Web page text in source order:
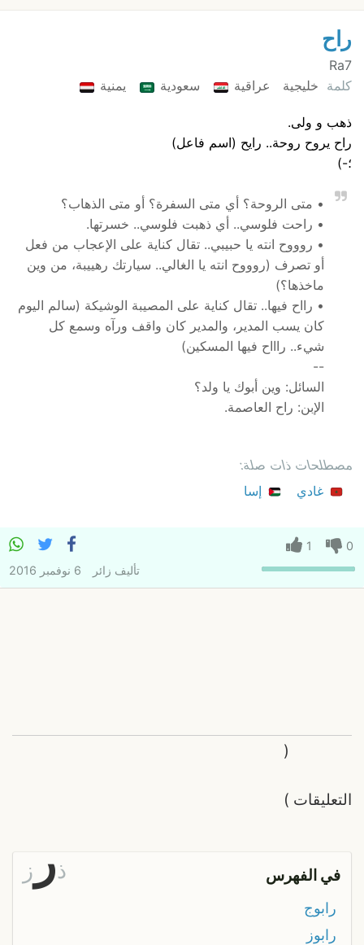
راح
Ra7
كلمة خليجية عراقية سعودية يمنية
ذهب و ولى.
راح يروح روحة.. رايح (اسم فاعل)
؛-)
• متى الروحة؟ أي متى السفرة؟ أو متى الذهاب؟
• راحت فلوسي.. أي ذهبت فلوسي.. خسرتها.
• روووح انته يا حبيبي.. تقال كناية على الإعجاب من فعل
أو تصرف (روووح انته يا الغالي.. سيارتك رهييبة، من وين
ماخذها؟)
• رااح فيها.. تقال كناية على المصيبة الوشيكة (سالم اليوم
كان يسب المدير، والمدير كان واقف ورآه وسمع كل
شيء.. راااح فيها المسكين)
--
السائل: وين أبوك يا ولد؟
الإبن: راح العاصمة.
مصطلحات ذات صلة:
غادي
إسا
0
1
تأليف زائر 6 نوفمبر 2016
التعليقات
(
)
في الفهرس ذر ز
رابوج
رابوز